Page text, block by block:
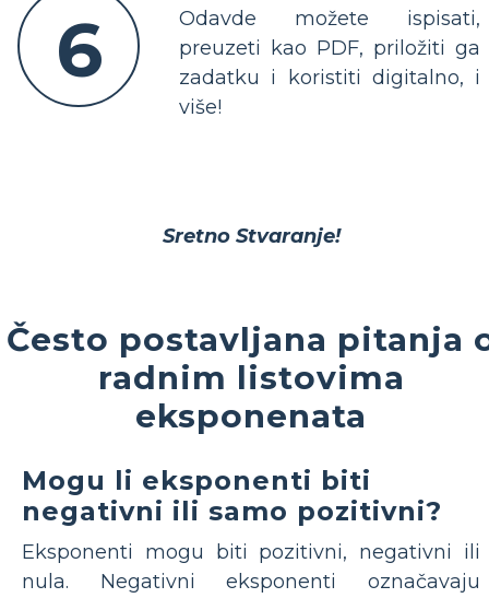
6
Odavde možete ispisati,
preuzeti kao PDF, priložiti ga
zadatku i koristiti digitalno, i
više!
Sretno Stvaranje!
Često postavljana pitanja
radnim listovima
eksponenata
Mogu li eksponenti biti
negativni ili samo pozitivni?
Eksponenti mogu biti pozitivni, negativni ili
nula. Negativni eksponenti označavaju